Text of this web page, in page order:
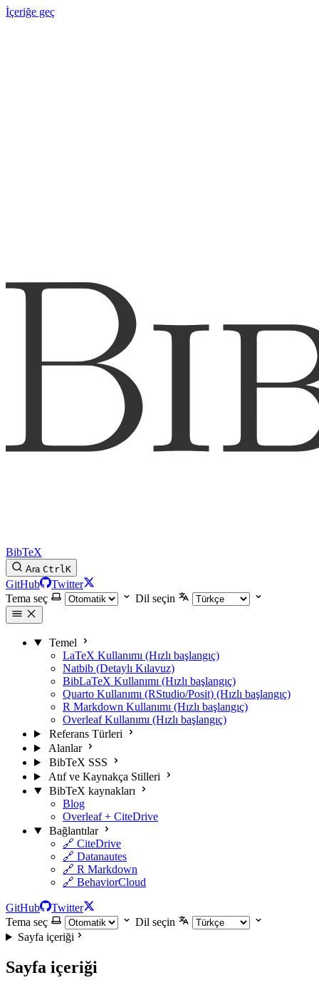
İçeriğe geç
BibTeX
Ara CtrlK
GitHub
Twitter
Tema seç
Dil seçin
Temel
LaTeX Kullanımı (Hızlı başlangıç)
Natbib (Detaylı Kılavuz)
BibLaTeX Kullanımı (Hızlı başlangıç)
Quarto Kullanımı (RStudio/Posit) (Hızlı başlangıç)
R Markdown Kullanımı (Hızlı başlangıç)
Overleaf Kullanımı (Hızlı başlangıç)
Referans Türleri
Alanlar
BibTeX SSS
Atıf ve Kaynakça Stilleri
BibTeX kaynakları
Blog
Overleaf + CiteDrive
Bağlantılar
🔗 CiteDrive
🔗 Datanautes
🔗 R Markdown
🔗 BehaviorCloud
GitHub
Twitter
Tema seç
Dil seçin
Sayfa içeriği
Sayfa içeriği